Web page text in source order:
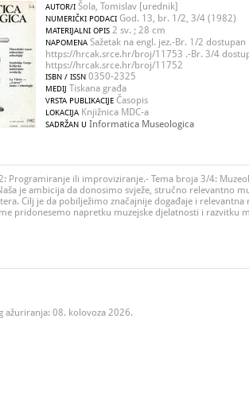
AUTOR/I Šola, Tomislav [urednik]
NUMERIČKI PODACI God. 13, br. 1/2, 3/4 (1982)
MATERIJALNI OPIS 2 sv. ; 28 cm
NAPOMENA Sažetak na engl. jez.-Br. 1/2 dostupan
https://hrcak.srce.hr/broj/11753 .-Br. 3/4
https://hrcak.srce.hr/broj/11752
ISBN / ISSN 0350-2325
MEDIJ Tiskana građa
VRSTA PUBLIKACIJE Časopis
LOKACIJA Knjižnica MDC-a
SADRŽAN U Informatica Museologica
Programiranje ili improviziranje.- Tema broja 3/4:
je ambicija da donosimo svježe, stručno relevantno
Cilj je da pobilježimo značajnije događaje i relevantna
pridonesemo napretku muzejske djelatnosti i razvitku
ažuriranja: 08. kolovoza 2026.